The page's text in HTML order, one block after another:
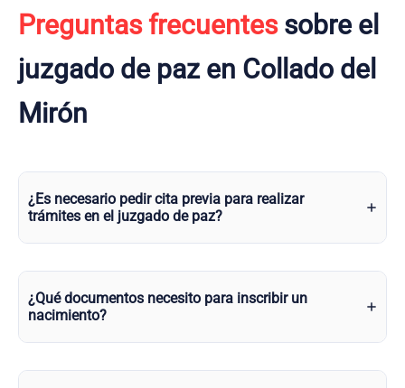
Preguntas frecuentessobre el
juzgado de paz en Collado del
Mirón
¿Es necesario pedir cita previa para realizar
trámites en el juzgado de paz?
¿Qué documentos necesito para inscribir un
nacimiento?